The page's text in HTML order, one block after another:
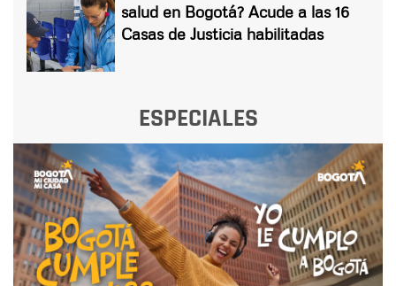
salud en Bogotá? Acude a las 16
Casas de Justicia habilitadas
ESPECIALES